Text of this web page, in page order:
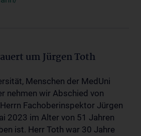
um Jürgen Toth
Menschen der MedUni
nehmen wir Abschied von
Fachoberinspektor Jürgen
2023 im Alter von 51 Jahren
ist. Herr Toth war 30 Jahre